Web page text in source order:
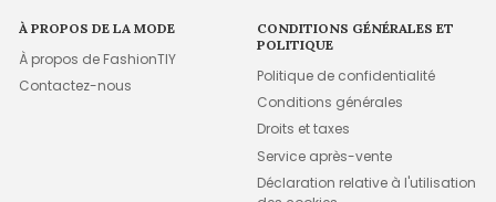
À PROPOS DE LA MODE
À propos de FashionTIY
Contactez-nous
CONDITIONS GÉNÉRALES ET
POLITIQUE
Politique de confidentialité
Conditions générales
Droits et taxes
Service après-vente
Déclaration relative à l'utilisation